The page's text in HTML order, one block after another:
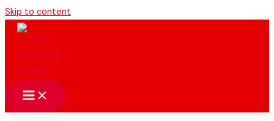
Skip to content